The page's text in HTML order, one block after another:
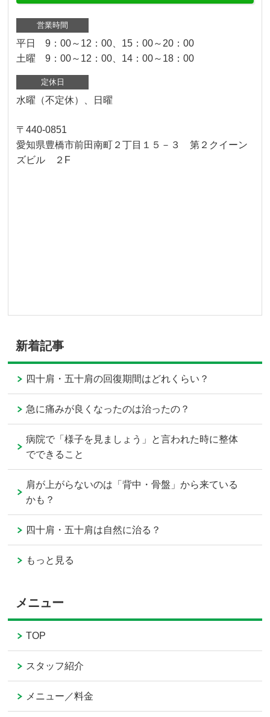
営業時間
平日 9：00～12：00、15：00～20：00
土曜 9：00～12：00、14：00～18：00
定休日
水曜（不定休）、日曜
〒440-0851
愛知県豊橋市前田南町２丁目１５－３ 第２クイーン
ズビル ２F
新着記事
四十肩・五十肩の回復期間はどれくらい？
急に痛みが良くなったのは治ったの？
病院で「様子を見ましょう」と言われた時に整体
でできること
肩が上がらないのは「背中・骨盤」から来ている
かも？
四十肩・五十肩は自然に治る？
もっと見る
メニュー
TOP
スタッフ紹介
メニュー／料金